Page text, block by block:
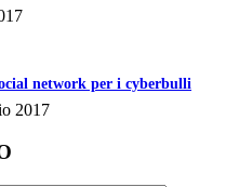
network per i cyberbulli
2017